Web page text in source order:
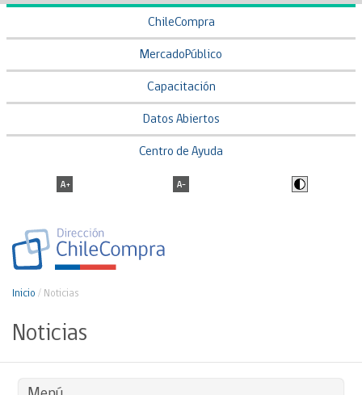
ChileCompra
MercadoPúblico
Capacitación
Datos Abiertos
Centro de Ayuda
Inicio / Noticias
Noticias